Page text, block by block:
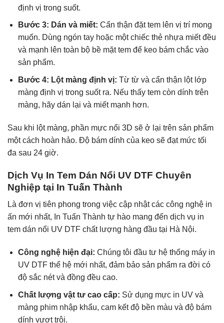
định vị trong suốt.
Bước 3: Dán và miết: Cẩn thận đặt tem lên vị trí mong
muốn. Dùng ngón tay hoặc một chiếc thẻ nhựa miết đều
và mạnh lên toàn bộ bề mặt tem để keo bám chắc vào
sản phẩm.
Bước 4: Lột màng định vị: Từ từ và cẩn thận lột lớp
màng định vị trong suốt ra. Nếu thấy tem còn dính trên
màng, hãy dán lại và miết mạnh hơn.
Sau khi lột màng, phần mực nổi 3D sẽ ở lại trên sản phẩm
một cách hoàn hảo. Độ bám dính của keo sẽ đạt mức tối
đa sau 24 giờ.
Dịch Vụ In Tem Dán Nổi UV DTF Chuyên
Nghiệp tại In Tuấn Thành
Là đơn vị tiên phong trong việc cập nhật các công nghệ in
ấn mới nhất, In Tuấn Thành tự hào mang đến dịch vụ in
tem dán nổi UV DTF chất lượng hàng đầu tại Hà Nội.
Công nghệ hiện đại: Chúng tôi đầu tư hệ thống máy in
UV DTF thế hệ mới nhất, đảm bảo sản phẩm ra đời có
độ sắc nét và đồng đều cao.
Chất lượng vật tư cao cấp: Sử dụng mực in UV và
màng phim nhập khẩu, cam kết độ bền màu và độ bám
dính vượt trội.